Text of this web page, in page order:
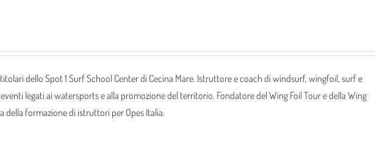
dello Spot 1 Surf School Center di Cecina Mare. Istruttore e coach di windsurf, wingfoil, surf e
legati ai watersports e alla promozione del territorio. Fondatore del Wing Foil Tour e della Wing
della formazione di istruttori per Opes Italia.